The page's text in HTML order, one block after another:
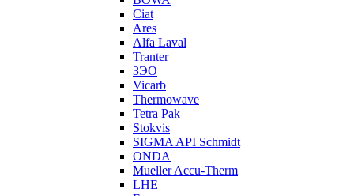
Ciat
Ares
Alfa Laval
Tranter
ЗЭО
Vicarb
Thermowave
Tetra Pak
Stokvis
SIGMA API Schmidt
ONDA
Mueller Accu-Therm
LHE